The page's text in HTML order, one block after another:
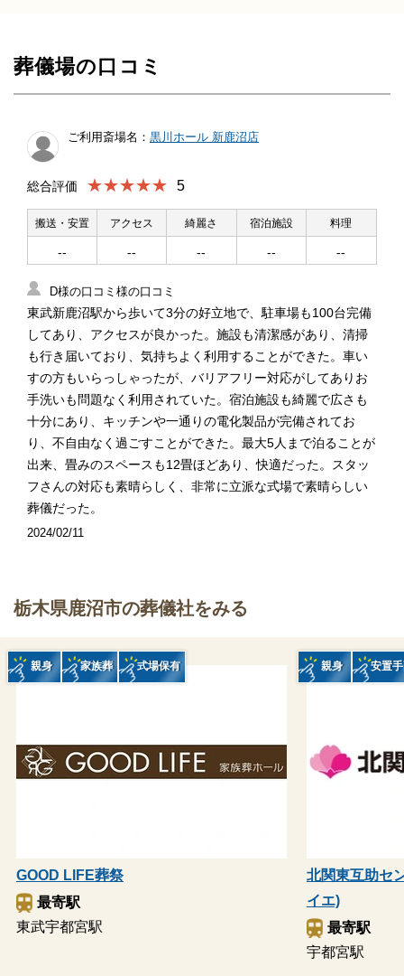
葬儀場の口コミ
ご利用斎場名： 黒川ホール 新鹿沼店
総合評価 ★★★★★ 5
搬送・安置
--
アクセス
--
綺麗さ
--
宿泊施設
--
料理
--
D様の口コミ様の口コミ
東武新鹿沼駅から歩いて3分の好立地で、駐車場も100台完備
してあり、アクセスが良かった。施設も清潔感があり、清掃
も行き届いており、気持ちよく利用することができた。車い
すの方もいらっしゃったが、バリアフリー対応がしてありお
手洗いも問題なく利用されていた。宿泊施設も綺麗で広さも
十分にあり、キッチンや一通りの電化製品が完備されてお
り、不自由なく過ごすことができた。最大5人まで泊ることが
出来、畳みのスペースも12畳ほどあり、快適だった。スタッ
フさんの対応も素晴らしく、非常に立派な式場で素晴らしい
葬儀だった。
2024/02/11
栃木県鹿沼市の葬儀社をみる
GOOD LIFE葬祭
最寄駅
東武宇都宮駅
親身 家族葬 式場保有
北関東互助セ
イエ)
最寄駅
宇都宮駅
親身 安置